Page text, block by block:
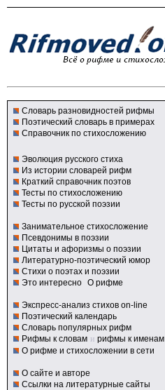
Словарь разновидностей рифмы
Поэтический словарь в примерах
Справочник по стихосложению
Эволюция русского стиха
Из истории словарей рифм
Краткий справочник поэтов
Тесты по стихосложению
Тесты по русской поэзии
Занимательное стихосложение
Псевдонимы в поэзии
Цитаты и афоризмы о поэзии
Литературно-поэтический юмор
Стихи о поэтах и поэзии
Это интересно О рифме
Экспресс-анализ стихов on-line
Поэтический календарь
Словарь популярных рифм
Рифмы к словам и рифмы к именам
О рифме и стихосложении в сети
О сайте и авторе
Ссылки на литературные сайты